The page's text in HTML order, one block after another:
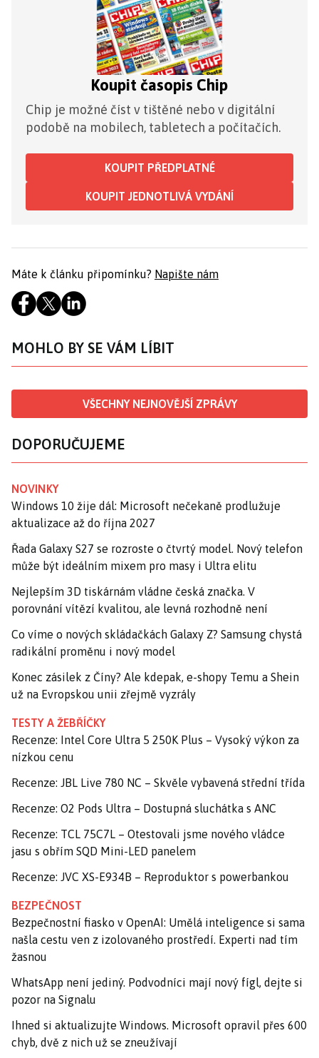
Koupit časopis Chip
Chip je možné číst v tištěné nebo v digitální
podobě na mobilech, tabletech a počítačích.
KOUPIT PŘEDPLATNÉ
KOUPIT JEDNOTLIVÁ VYDÁNÍ
Máte k článku připomínku? Napište nám
MOHLO BY SE VÁM LÍBIT
VŠECHNY NEJNOVĚJŠÍ ZPRÁVY
DOPORUČUJEME
NOVINKY
Windows 10 žije dál: Microsoft nečekaně prodlužuje
aktualizace až do října 2027
Řada Galaxy S27 se rozroste o čtvrtý model. Nový telefon
může být ideálním mixem pro masy i Ultra elitu
Nejlepším 3D tiskárnám vládne česká značka. V
porovnání vítězí kvalitou, ale levná rozhodně není
Co víme o nových skládačkách Galaxy Z? Samsung chystá
radikální proměnu i nový model
Konec zásilek z Číny? Ale kdepak, e-shopy Temu a Shein
už na Evropskou unii zřejmě vyzrály
TESTY A ŽEBŘÍČKY
Recenze: Intel Core Ultra 5 250K Plus – Vysoký výkon za
nízkou cenu
Recenze: JBL Live 780 NC – Skvěle vybavená střední třída
Recenze: O2 Pods Ultra – Dostupná sluchátka s ANC
Recenze: TCL 75C7L – Otestovali jsme nového vládce
jasu s obřím SQD Mini-LED panelem
Recenze: JVC XS-E934B – Reproduktor s powerbankou
BEZPEČNOST
Bezpečnostní fiasko v OpenAI: Umělá inteligence si sama
našla cestu ven z izolovaného prostředí. Experti nad tím
žasnou
WhatsApp není jediný. Podvodníci mají nový fígl, dejte si
pozor na Signalu
Ihned si aktualizujte Windows. Microsoft opravil přes 600
chyb, dvě z nich už se zneužívají